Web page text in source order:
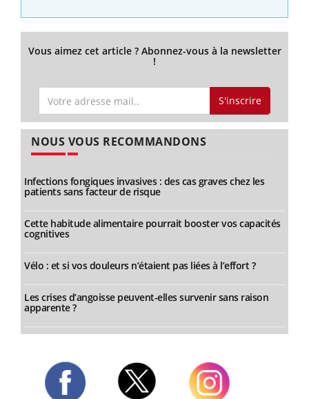
Vous aimez cet article ? Abonnez-vous à la newsletter
!
S'inscrire
NOUS VOUS RECOMMANDONS
Infections fongiques invasives : des cas graves chez les
patients sans facteur de risque
Cette habitude alimentaire pourrait booster vos capacités
cognitives
Vélo : et si vos douleurs n’étaient pas liées à l’effort ?
Les crises d’angoisse peuvent-elles survenir sans raison
apparente ?